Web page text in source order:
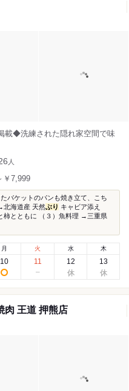
載◆洗練された隠れ家空間で味
人
￥7,999
バケットのパンも焼き立て、こち
北海道産 天然ぶり キャビア添え
柿とともに （３）魚料理 →三重県
月
10
火
11
水
12
木
13
肉 王道 押熊店